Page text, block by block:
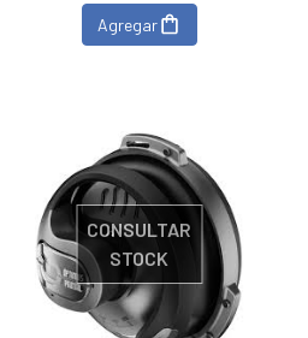
Agregar
CONSULTAR
STOCK